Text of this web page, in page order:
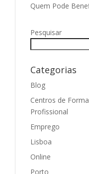
Quem Pode
Pesquisar
Categorias
Blog
Centros de
Profissional
Emprego
Lisboa
Online
Porto